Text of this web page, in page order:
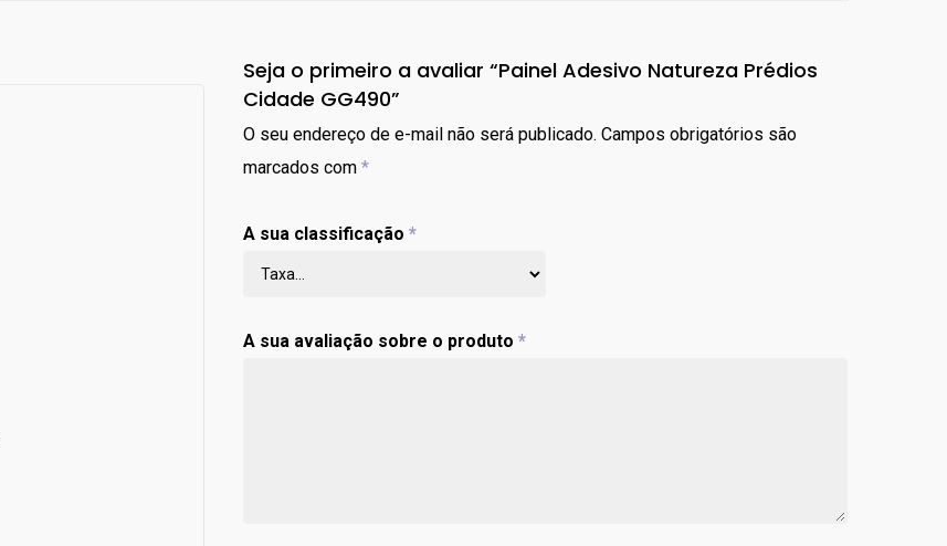
Seja o primeiro a avaliar “Painel Adesivo Natureza Prédios
Cidade GG490”
O seu endereço de e-mail não será publicado. Campos obrigatórios são
marcados com *
A sua classificação *
A sua avaliação sobre o produto *